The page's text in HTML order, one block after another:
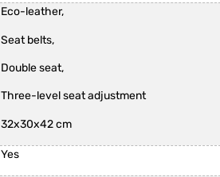
Eco-leather,
Seat belts,
Double seat,
Three-level seat adjustment
32x30x42 cm
Yes